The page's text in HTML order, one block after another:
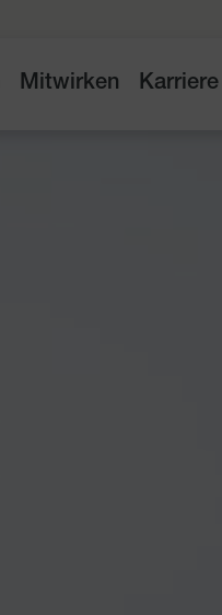
Mitwirken Karriere